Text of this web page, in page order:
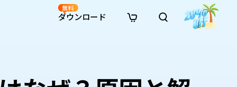
· USBデータ復元
· ゴミ箱復元
イン写真修復
· シネマ風AI画像プロンプト
· ハードディスクをクローン
· 重複検索（Mac）
ダウンロード
無料